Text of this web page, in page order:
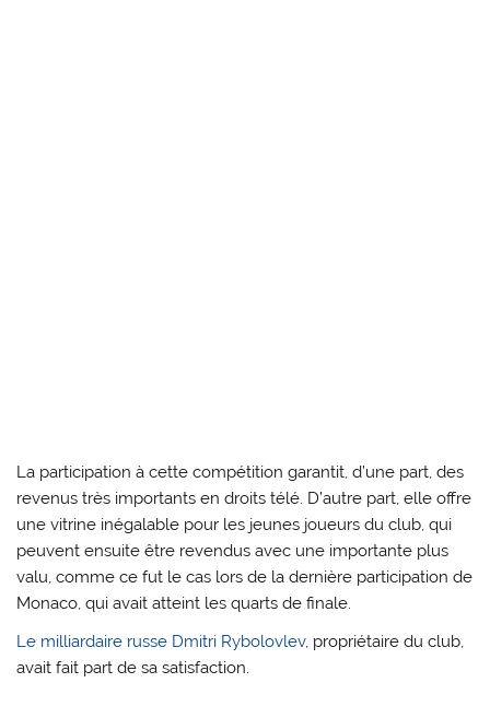
La participation à cette compétition garantit, d’une part, des
revenus très importants en droits télé. D’autre part, elle offre
une vitrine inégalable pour les jeunes joueurs du club, qui
peuvent ensuite être revendus avec une importante plus
valu, comme ce fut le cas lors de la dernière participation de
Monaco, qui avait atteint les quarts de finale.
Le milliardaire russe Dmitri Rybolovlev, propriétaire du club,
avait fait part de sa satisfaction.